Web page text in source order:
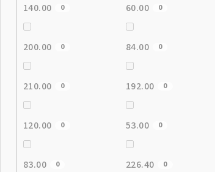
140.00 0 60.00 0
200.00 0 84.00 0
210.00 0 192.00 0
120.00 0 53.00 0
83.00 0 226.40 0